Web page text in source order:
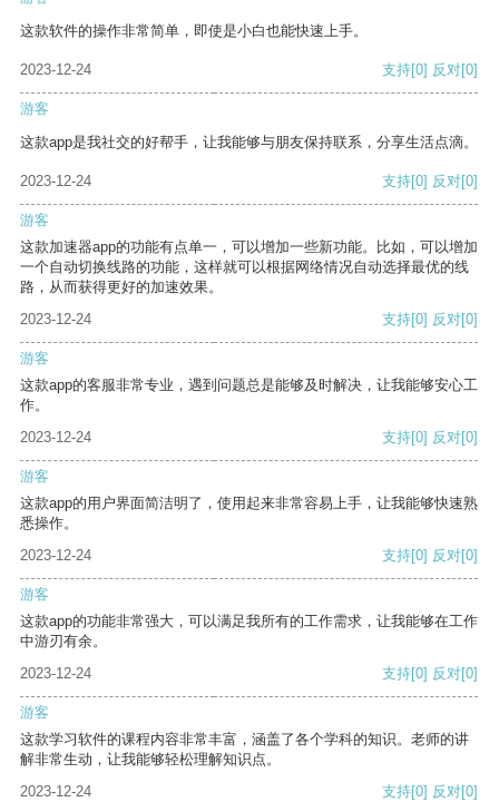
这款软件的操作非常简单，即使是小白也能快速上手。
2023-12-24 支持[0] 反对[0]
游客
这款app是我社交的好帮手，让我能够与朋友保持联系，分享生活点滴。
2023-12-24 支持[0] 反对[0]
游客
这款加速器app的功能有点单一，可以增加一些新功能。比如，可以增加
一个自动切换线路的功能，这样就可以根据网络情况自动选择最优的线
路，从而获得更好的加速效果。
2023-12-24
支持[0] 反对[0]
游客
这款app的客服非常专业，遇到问题总是能够及时解决，让我能够安心工
作。
2023-12-24
支持[0] 反对[0]
游客
这款app的用户界面简洁明了，使用起来非常容易上手，让我能够快速熟
悉操作。
2023-12-24
支持[0] 反对[0]
游客
这款app的功能非常强大，可以满足我所有的工作需求，让我能够在工作
中游刃有余。
2023-12-24
支持[0] 反对[0]
游客
这款学习软件的课程内容非常丰富，涵盖了各个学科的知识。老师的讲
解非常生动，让我能够轻松理解知识点。
2023-12-24
支持[0] 反对[0]